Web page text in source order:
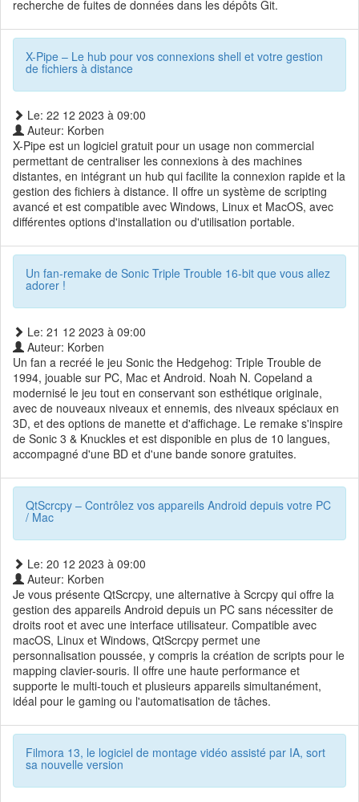
recherche de fuites de données dans les dépôts Git.
X-Pipe – Le hub pour vos connexions shell et votre gestion
de fichiers à distance
Le: 22 12 2023 à 09:00
Auteur: Korben
X-Pipe est un logiciel gratuit pour un usage non commercial
permettant de centraliser les connexions à des machines
distantes, en intégrant un hub qui facilite la connexion rapide et la
gestion des fichiers à distance. Il offre un système de scripting
avancé et est compatible avec Windows, Linux et MacOS, avec
différentes options d'installation ou d'utilisation portable.
Un fan-remake de Sonic Triple Trouble 16-bit que vous allez
adorer !
Le: 21 12 2023 à 09:00
Auteur: Korben
Un fan a recréé le jeu Sonic the Hedgehog: Triple Trouble de
1994, jouable sur PC, Mac et Android. Noah N. Copeland a
modernisé le jeu tout en conservant son esthétique originale,
avec de nouveaux niveaux et ennemis, des niveaux spéciaux en
3D, et des options de manette et d'affichage. Le remake s'inspire
de Sonic 3 & Knuckles et est disponible en plus de 10 langues,
accompagné d'une BD et d'une bande sonore gratuites.
QtScrcpy – Contrôlez vos appareils Android depuis votre PC
/ Mac
Le: 20 12 2023 à 09:00
Auteur: Korben
Je vous présente QtScrcpy, une alternative à Scrcpy qui offre la
gestion des appareils Android depuis un PC sans nécessiter de
droits root et avec une interface utilisateur. Compatible avec
macOS, Linux et Windows, QtScrcpy permet une
personnalisation poussée, y compris la création de scripts pour le
mapping clavier-souris. Il offre une haute performance et
supporte le multi-touch et plusieurs appareils simultanément,
idéal pour le gaming ou l'automatisation de tâches.
Filmora 13, le logiciel de montage vidéo assisté par IA, sort
sa nouvelle version